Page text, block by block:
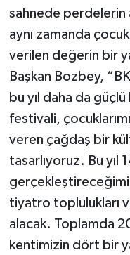
sahnede perdelerin
aynı zamanda
verilen değerin bir
Başkan Bozbey,
bu yıl daha da
festivali,
veren çağdaş bir
tasarlıyoruz. Bu yıl
tiyatro toplulukları
alacak. Toplamda
kentimizin dört bir